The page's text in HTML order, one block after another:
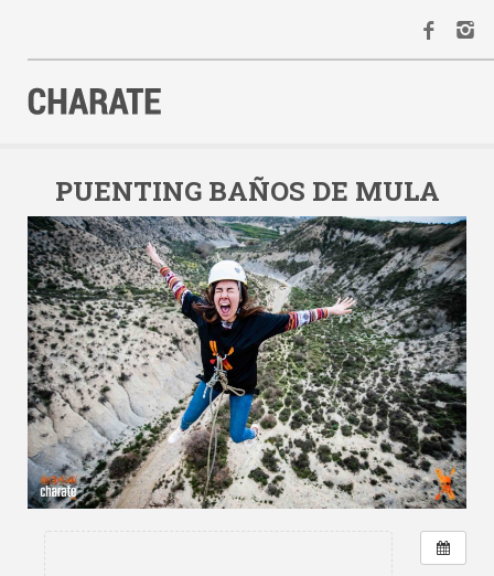
AGENDA
ACTIVIDADES
ALQUILER
EQUIPO
CONTACTO
PUENTING BAÑOS DE MULA